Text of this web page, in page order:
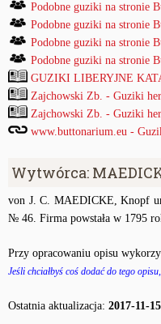
Podobne guziki na stronie
Podobne guziki na stronie
Podobne guziki na stronie
Podobne guziki na stronie
GUZIKI LIBERYJNE
Zajchowski Zb. - Guziki
Zajchowski Zb. - Guziki
www.buttonarium.eu -
Wytwórca:
von J. C. MAEDICKE, Knopf
№ 46. Firma powstała w 1795
Przy opracowaniu opisu
Jeśli chciałbyś coś dodać do tego
Ostatnia aktualizacja: 2017-11-